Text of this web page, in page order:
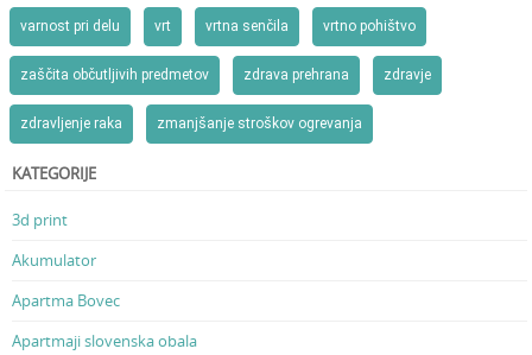
varnost pri delu vrt vrtna senčila vrtno pohištvo
zaščita občutljivih predmetov zdrava prehrana zdravje
zdravljenje raka zmanjšanje stroškov ogrevanja
KATEGORIJE
3d print
Akumulator
Apartma Bovec
Apartmaji slovenska obala